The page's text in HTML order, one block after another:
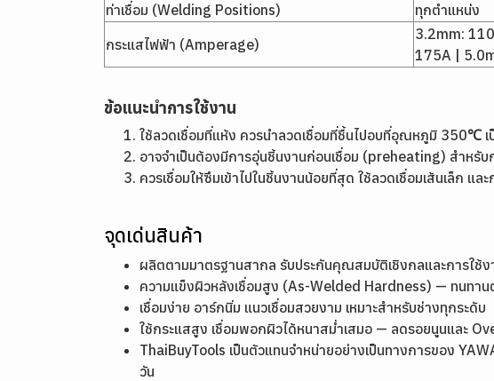
ท่าเชื่อม (Welding Positions)
ทุกตำแหน่ง
กระแสไฟฟ้า (Amperage)
3.2mm:
175A |
ข้อแนะนำการใช้งาน
ใช้ลวดเชื่อมที่แห้ง ควรนำลวดเชื่อมที่ชื้นไปอบที่อุณหภูมิ 350℃ เ
อาจจำเป็นต้องมีการอุ่นชิ้นงานก่อนเชื่อม (preheating) สำห
ควรเชื่อมให้ซึมเข้าไปในชิ้นงานน้อยที่สุด ใช้ลวดเชื่อมเส้นเล็
จุดเด่นสินค้า
ผลิตตามมาตรฐานสากล รับประกันคุณสมบัติเชิงกลและการใช้
ความแข็งผิวหลังเชื่อมสูง (As-Welded Hardness) — ทนทาน
เชื่อมง่าย อาร์กนิ่ม แนวเชื่อมสวยงาม เหมาะสำหรับช่างทุกระดับ
ใช้กระแสสูง เชื่อมพอกผิวได้หนาสม่ำเสมอ — ลดรอยนูนและ
ThaiBuyTools เป็นตัวแทนจำหน่ายอย่างเป็นทางการของ
วัน